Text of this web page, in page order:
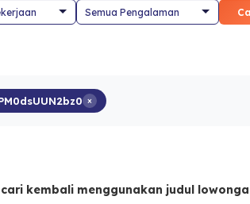
×
kembali menggunakan judul